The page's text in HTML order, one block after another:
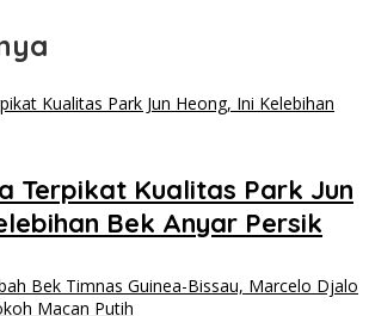
Terpikat Kualitas Park Jun
Bek Anyar Persik